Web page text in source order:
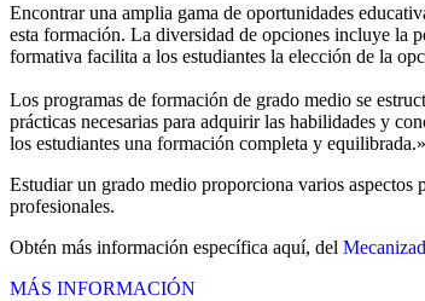
Encontrar una amplia gama de oportunidades
esta formación. La diversidad de opciones incluye la
formativa facilita a los estudiantes la elección de la
Los programas de formación de grado medio se
prácticas necesarias para adquirir las habilidades y
los estudiantes una formación completa y equilibrada.»
Estudiar un grado medio proporciona varios
profesionales.
Obtén más información específica aquí, del
MÁS INFORMACIÓN